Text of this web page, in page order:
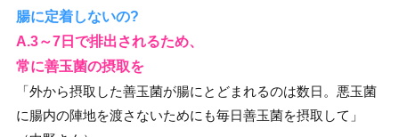
腸に定着しないの?
A.3～7日で排出されるため、
常に善玉菌の摂取を
「外から摂取した善玉菌が腸にとどまれるのは数日。悪玉菌
に腸内の陣地を渡さないためにも毎日善玉菌を摂取して」